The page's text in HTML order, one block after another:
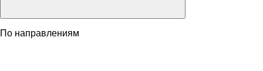
По направлениям